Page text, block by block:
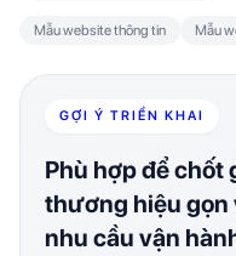
Mẫu website thông tin Mẫu
GỢI Ý TRIỂN KHAI
Phù hợp để chốt
thương hiệu gọn
nhu cầu vận